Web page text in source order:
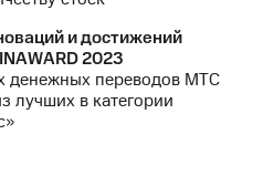
и достижений
2023
денежных переводов МТС
лучших в категории